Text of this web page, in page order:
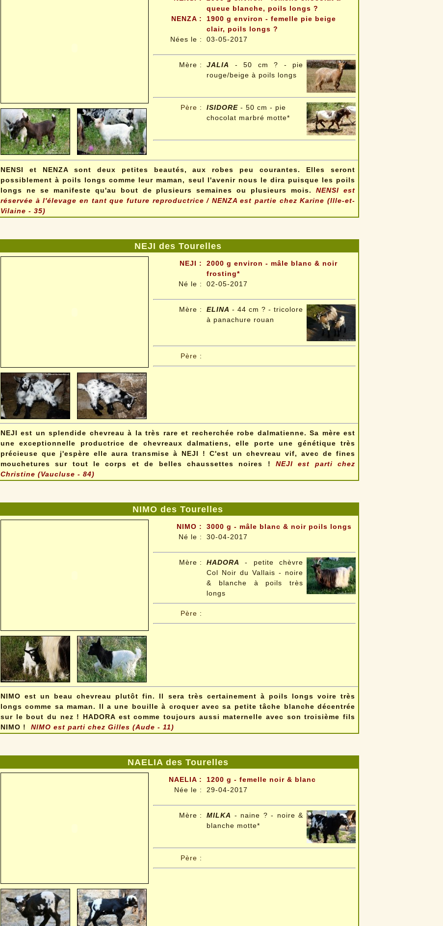
NENZA :
Nées le :
queue blanche, poils longs ?
1900 g environ - femelle pie beige
clair, poils longs ?
03-05-2017
Mère : JALIA
- 50 cm ? - pie
rouge/beige à poils longs
Père : ISIDORE - 50 cm - pie
chocolat marbré motte*
NENSI et NENZA sont deux petites beautés, aux robes peu courantes. Elles seront
possiblement à poils longs comme leur maman, seul l'avenir nous le dira puisque les poils
longs ne se manifeste qu'au bout de plusieurs semaines ou plusieurs mois.NENSI est
réservée à l'élevage en tant que future reproductrice / NENZAest partie chez Karine (Ille-et-
Vilaine - 35)
NEJI des Tourelles
NEJI :
Né le :
2000 g environ - mâle blanc & noir
frosting*
02-05-2017
Mère : ELINA - 44 cm ? - tricolore
à panachure rouan
Père :
NEJI est un splendide chevreau à la très rare et recherchée robe dalmatienne. Sa mère est
une exceptionnelle productrice de chevreaux dalmatiens, elle porte une génétique très
précieuse que j'espère elle aura transmise à NEJI ! C'est un chevreau vif, avec de fines
mouchetures sur tout le corps et de belles chaussettes noires ! NEJI est parti chez
Christine (Vaucluse - 84)
NIMO des Tourelles
NIMO :
Né le :
3000 g - mâle blanc & noir poils longs
30-04-2017
Mère : HADORA
- petite chèvre
Col Noir du Vallais - noire
& blanche à poils très
longs
Père :
NIMO est un beau chevreau plutôt fin. Il sera très certainement à poils longs voire très
longs comme sa maman. Il a une bouille à croquer avec sa petite tâche blanche décentrée
sur le bout du nez ! HADORA est comme toujours aussi maternelle avec son troisième fils
NIMO !
NIMO est parti chez Gilles (Aude - 11)
NAELIA des Tourelles
NAELIA :
Née le :
1200 g - femelle noir & blanc
29-04-2017
Mère : MILKA - naine ? - noire &
blanche motte*
Père :